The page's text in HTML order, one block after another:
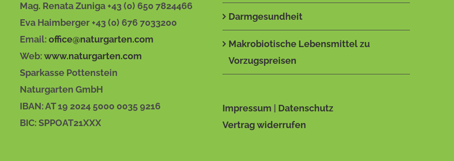
Mag. Renata Zuniga +43 (0) 650 7824466
Eva Haimberger +43 (0) 676 7033200
Email:office@naturgarten.com
Web:www.naturgarten.com
Sparkasse Pottenstein
Naturgarten GmbH
IBAN: AT 19 2024 5000 0035 9216
BIC: SPPOAT21XXX
Darmgesundheit
Makrobiotische Lebensmittel zu
Vorzugspreisen
Impressum
Datenschutz
Vertrag widerrufen